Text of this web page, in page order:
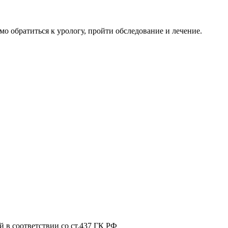
к урологу, пройти обследование и лечение.
в соответствии со ст.437 ГК РФ